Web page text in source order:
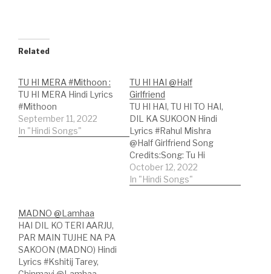
Related
TU HI MERA #Mithoon :
TU HI MERA Hindi Lyrics
#Mithoon
September 11, 2022
In "Hindi Songs"
TU HI HAI @Half
Girlfriend
TU HI HAI, TU HI TO HAI,
DIL KA SUKOON Hindi
Lyrics #Rahul Mishra
@Half Girlfriend Song
Credits:Song: Tu Hi
HaiMovie: Half
GirlfriendSinger: Rahul
October 12, 2022
In "Hindi Songs"
MADNO @Lamhaa
HAI DIL KO TERI AARJU,
PAR MAIN TUJHE NA PA
SAKOON (MADNO) Hindi
Lyrics #Kshitij Tarey,